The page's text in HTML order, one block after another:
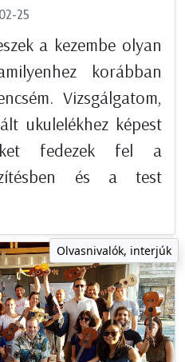
25
a kezembe olyan
korábban
Vizsgálgatom,
ukulelékhez képest
fedezek fel a
és a test
Olvasnivalók, interjúk